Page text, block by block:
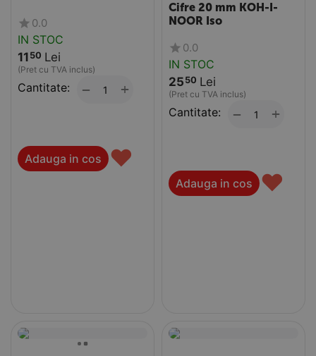
0.0
IN STOC
11 50 Lei
(Pret cu TVA inclus)
Cantitate: +
−
Adauga in cos ♥
Cifre 20 mm KOH-I-
NOOR Iso
0.0
IN STOC
25 50 Lei
(Pret cu TVA inclus)
Cantitate: +
−
Adauga in cos ♥